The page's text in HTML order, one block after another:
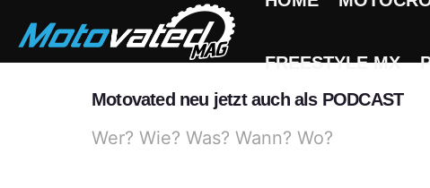
FREESTYLE MX
Motovated neu jetzt auch als PODCAST
Wer? Wie? Was? Wann? Wo?